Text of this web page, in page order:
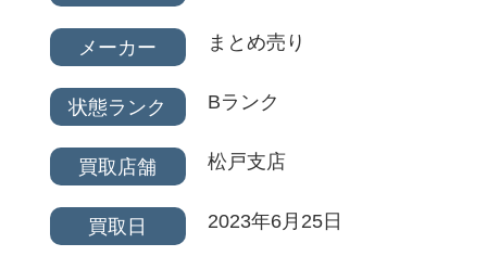
メーカー まとめ売り
状態ランク Bランク
買取店舗 松戸支店
買取日 2023年6月25日